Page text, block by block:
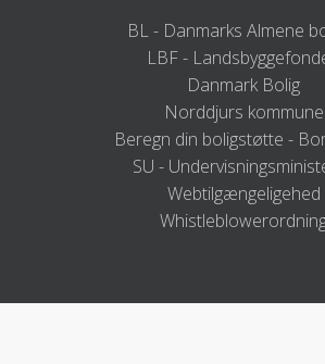
BL - Danmarks Almene
LBF -
Danmark Bolig
Norddjurs kommune
Beregn din boligstøtte -
SU -
Webtilgængeligehed